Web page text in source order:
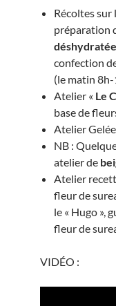
Récoltes sur
préparation
confection
(le matin
Atelier « Le
base de
Atelier
NB :
atelier de
Atelier
fleur de
le « Hugo »,
fleur de
VIDÉO :